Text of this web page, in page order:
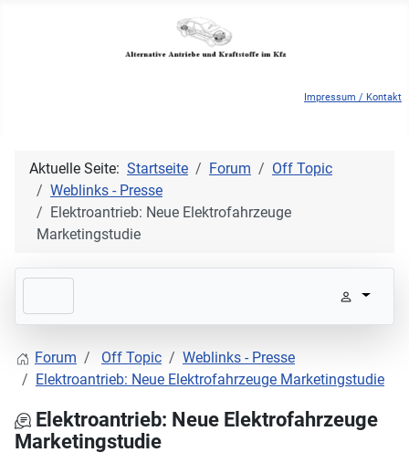
Impressum / Kontakt
Aktuelle Seite: Startseite Forum
Off Topic
Weblinks - Presse
Elektroantrieb: Neue Elektrofahrzeuge
Marketingstudie
Forum Off Topic
Weblinks - Presse
Elektroantrieb: Neue Elektrofahrzeuge Marketingstudie
Elektroantrieb: Neue Elektrofahrzeuge
Marketingstudie